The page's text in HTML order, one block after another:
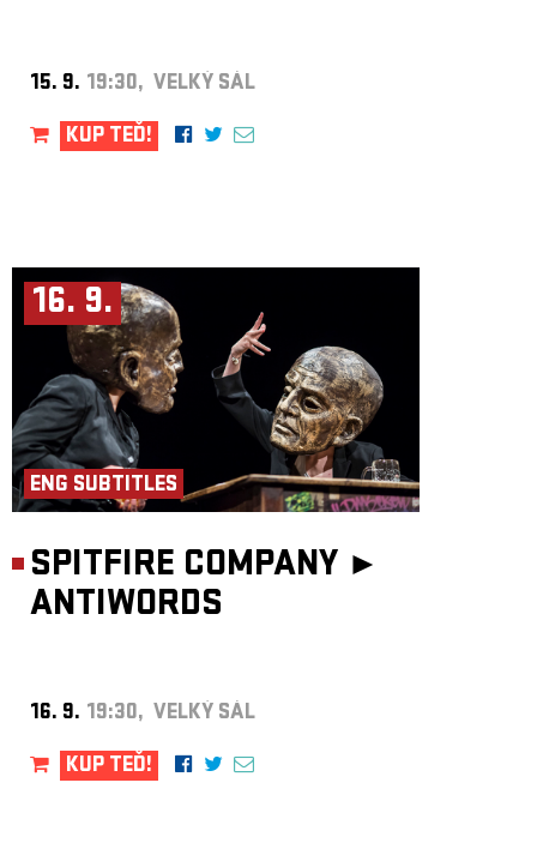
15. 9. 19:30, VELKÝ SÁL
KUP TEĎ!
16. 9.
ENG SUBTITLES
SPITFIRE COMPANY ►
ANTIWORDS
16. 9. 19:30, VELKÝ SÁL
KUP TEĎ!